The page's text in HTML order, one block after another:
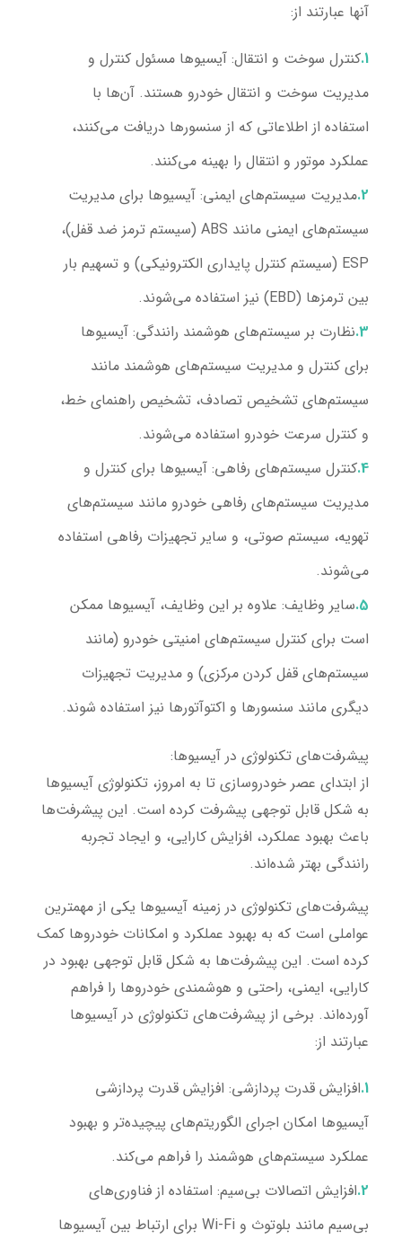
آنها عبارتند از:
کنترل سوخت و انتقال: آیسیوها مسئول کنترل و
مدیریت سوخت و انتقال خودرو هستند. آن‌ها با
استفاده از اطلاعاتی که از سنسورها دریافت می‌کنند،
عملکرد موتور و انتقال را بهینه می‌کنند.
مدیریت سیستم‌های ایمنی: آیسیوها برای مدیریت
سیستم‌های ایمنی مانند ABS (سیستم ترمز ضد قفل)،
ESP (سیستم کنترل پایداری الکترونیکی) و تسهیم بار
بین ترمزها (EBD) نیز استفاده می‌شوند.
نظارت بر سیستم‌های هوشمند رانندگی: آیسیوها
برای کنترل و مدیریت سیستم‌های هوشمند مانند
سیستم‌های تشخیص تصادف، تشخیص راهنمای خط،
و کنترل سرعت خودرو استفاده می‌شوند.
کنترل سیستم‌های رفاهی: آیسیوها برای کنترل و
مدیریت سیستم‌های رفاهی خودرو مانند سیستم‌های
تهویه، سیستم صوتی، و سایر تجهیزات رفاهی استفاده
می‌شوند.
سایر وظایف: علاوه بر این وظایف، آیسیوها ممکن
است برای کنترل سیستم‌های امنیتی خودرو (مانند
سیستم‌های قفل کردن مرکزی) و مدیریت تجهیزات
دیگری مانند سنسورها و اکتوآتورها نیز استفاده شوند.
پیشرفت‌های تکنولوژی در آیسیوها:
از ابتدای عصر خودروسازی تا به امروز، تکنولوژی آیسیوها
به شکل قابل توجهی پیشرفت کرده است. این پیشرفت‌ها
باعث بهبود عملکرد، افزایش کارایی، و ایجاد تجربه
رانندگی بهتر شده‌اند.
پیشرفت‌های تکنولوژی در زمینه آیسیوها یکی از مهمترین
عواملی است که به بهبود عملکرد و امکانات خودروها کمک
کرده است. این پیشرفت‌ها به شکل قابل توجهی بهبود در
کارایی، ایمنی، راحتی و هوشمندی خودروها را فراهم
آورده‌اند. برخی از پیشرفت‌های تکنولوژی در آیسیوها
عبارتند از:
افزایش قدرت پردازشی: افزایش قدرت پردازشی
آیسیوها امکان اجرای الگوریتم‌های پیچیده‌تر و بهبود
عملکرد سیستم‌های هوشمند را فراهم می‌کند.
افزایش اتصالات بی‌سیم: استفاده از فناوری‌های
بی‌سیم مانند بلوتوث و Wi-Fi برای ارتباط بین آیسیوها